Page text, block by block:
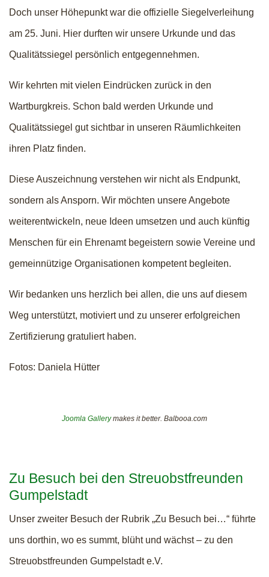
Doch unser Höhepunkt war die offizielle Siegelverleihung
am 25. Juni. Hier durften wir unsere Urkunde und das
Qualitätssiegel persönlich entgegennehmen.
Wir kehrten mit vielen Eindrücken zurück in den
Wartburgkreis. Schon bald werden Urkunde und
Qualitätssiegel gut sichtbar in unseren Räumlichkeiten
ihren Platz finden.
Diese Auszeichnung verstehen wir nicht als Endpunkt,
sondern als Ansporn. Wir möchten unsere Angebote
weiterentwickeln, neue Ideen umsetzen und auch künftig
Menschen für ein Ehrenamt begeistern sowie Vereine und
gemeinnützige Organisationen kompetent begleiten.
Wir bedanken uns herzlich bei allen, die uns auf diesem
Weg unterstützt, motiviert und zu unserer erfolgreichen
Zertifizierung gratuliert haben.
Fotos: Daniela Hütter
Joomla Gallerymakes it better. Balbooa.com
Zu Besuch bei den Streuobstfreunden
Gumpelstadt
Unser zweiter Besuch der Rubrik „Zu Besuch bei…“ führte
uns dorthin, wo es summt, blüht und wächst – zu den
Streuobstfreunden Gumpelstadt e.V.